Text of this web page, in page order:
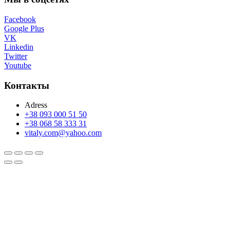
Facebook
Google Plus
VK
Linkedin
Twitter
Youtube
Контакты
Adress
+38 093 000 51 50
+38 068 58 333 31
vitaly.com@yahoo.com